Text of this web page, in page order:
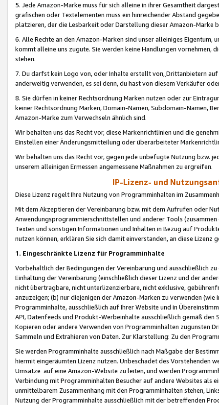
5. Jede Amazon-Marke muss für sich alleine in ihrer Gesamtheit
grafischen oder Textelementen muss ein hinreichender Abstand
platzieren, der die Lesbarkeit oder Darstellung dieser Amazon-Marke
6. Alle Rechte an den Amazon-Marken sind unser alleiniges
kommt alleine uns zugute. Sie werden keine Handlungen vornehmen,
stehen.
7. Du darfst kein Logo von, oder Inhalte erstellt von,Drittanbietern auf
anderweitig verwenden, es sei denn, du hast von diesem Verkäufer
8. Sie dürfen in keiner Rechtsordnung Marken nutzen oder zur
keiner Rechtsordnung Marken, Domain-Namen, Subdomain-Namen,
Amazon-Marke zum Verwechseln ähnlich sind.
Wir behalten uns das Recht vor, diese Markenrichtlinien und die
Einstellen einer Änderungsmitteilung oder überarbeiteter
Wir behalten uns das Recht vor, gegen jede unbefugte Nutzung bzw.
unserem alleinigen Ermessen angemessene Maßnahmen zu ergreifen.
IP-Lizenz- und
Diese Lizenz regelt Ihre Nutzung von Programminhalten im
Mit dem Akzeptieren der Vereinbarung bzw. mit dem Aufrufen oder
Anwendungsprogrammierschnittstellen und anderer Tools (zusammen
Texten und sonstigen Informationen und Inhalten in Bezug auf
nutzen können, erklären Sie sich damit einverstanden, an diese Lizenz
1. Eingeschränkte Lizenz für Programminhalte
Vorbehaltlich der Bedingungen der Vereinbarung und ausschließlich
Einhaltung der Vereinbarung (einschließlich dieser Lizenz und der
nicht übertragbare, nicht unterlizenzierbare, nicht exklusive,
anzuzeigen; (b) nur diejenigen der Amazon-Marken zu verwenden
Programminhalte, ausschließlich auf Ihrer Website und in
API, Datenfeeds und Produkt-Werbeinhalte ausschließlich gemäß
Kopieren oder andere Verwenden von Programminhalten zugunsten
Sammeln und Extrahieren von Daten. Zur Klarstellung: Zu den
Sie werden Programminhalte ausschließlich nach Maßgabe der
hiermit eingeräumten Lizenz nutzen. Unbeschadet des Vorstehenden
Umsätze auf eine Amazon-Website zu leiten, und werden
Verbindung mit Programminhalten Besucher auf andere Websites als
unmittelbarem Zusammenhang mit den Programminhalten stehen,
Nutzung der Programminhalte ausschließlich mit der betreffenden